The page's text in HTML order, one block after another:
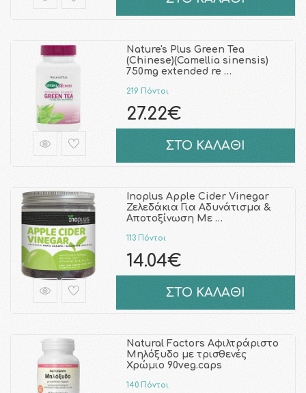
Nature's Plus Green Tea
(Chinese)(Camellia sinensis)
750mg extended re …
219 Πόντοι
27.22€
ΣΤΟ ΚΑΛΑΘΙ
Inoplus Apple Cider Vinegar
Ζελεδάκια Για Αδυνάτισμα &
Αποτοξίνωση Με …
113 Πόντοι
14.04€
ΣΤΟ ΚΑΛΑΘΙ
Natural Factors Αφιλτράριστο
Μηλόξυδο με τρισθενές
Χρώμιο 90veg.caps
140 Πόντοι